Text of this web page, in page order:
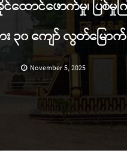
ောင်ဖောက်မှု၊ ပြစ်မှုက
၃၀ ကျော် လွတ်မြောက်
November 5, 2025